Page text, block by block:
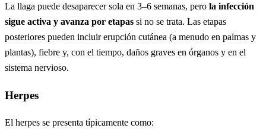
La llaga puede desaparecer sola en 3–6 semanas, pero la infección
sigue activa y avanza por etapas si no se trata. Las etapas
posteriores pueden incluir erupción cutánea (a menudo en palmas y
plantas), fiebre y, con el tiempo, daños graves en órganos y en el
sistema nervioso.
Herpes
El herpes se presenta típicamente como: